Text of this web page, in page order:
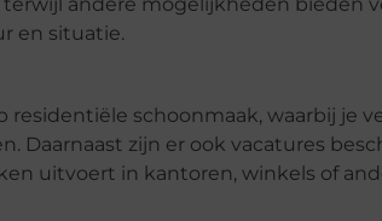
en situatie.
schoonmaak, waarbij je
Daarnaast zijn er ook vacatures
uitvoert in kantoren, winkels of